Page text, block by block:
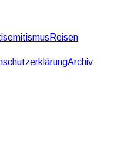
Reisen
Archiv